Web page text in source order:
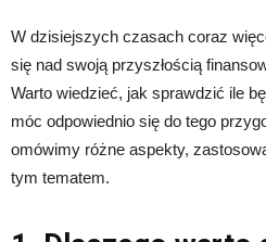
W dzisiejszych czasach coraz
się nad swoją przyszłością
Warto wiedzieć, jak sprawdzić ile
móc odpowiednio się do tego
omówimy różne aspekty,
tym tematem.